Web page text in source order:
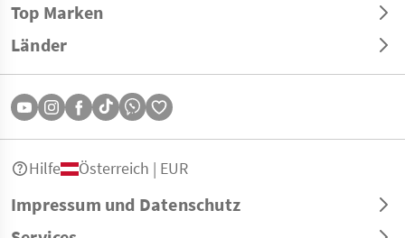
Top Marken
Länder
Impressum und Datenschutz
Hilfe Österreich | EUR